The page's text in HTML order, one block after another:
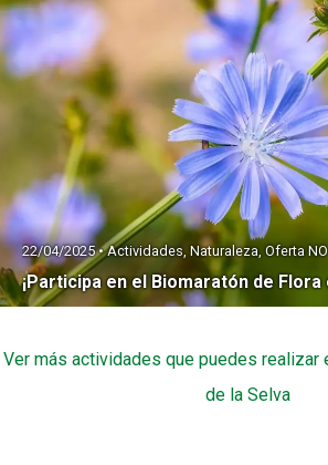
¡Participa en el Biomaratón de
22/04/2025 • Actividades, Naturaleza, Oferta
Ver más actividades que puedes realizar
de la Selva